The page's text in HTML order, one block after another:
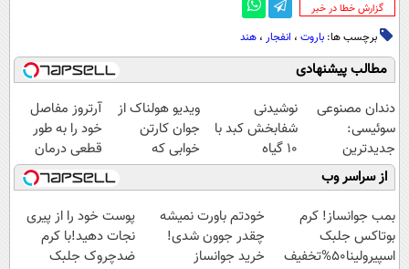
‌گزارش خطا در خبر
برچسب ها: باروت ، انفجار ، هند
مطالب پیشنهادی
دندان مصنوعی
سوئیسی:
جدیدترین
فناوری اروپا،
سبک و مقاوم |
پرداخت قسطی
نوشیدنی
شفابخش کبد با
10 گیاه
موثر(تخفیف تا
امشب)
ویدیو هولناک از
جوان کارتن
خوابی که
میلیاردر شد.
آموزش رایگان
آرتروز مفاصل
خود را به طور
قطعی درمان
کنید!
◗پرسش‌نامه◖
از سراسر وب
بمب جوانساز! کرم
بوتاکس جلبک
اسپیرولینا50%تخفیف
خودتم باورت نمیشه
چقدر جوون شدی!
خرید جوانساز
پوست خود را از پیری
نجات دهید!با کرم
ضدچروک جلبک